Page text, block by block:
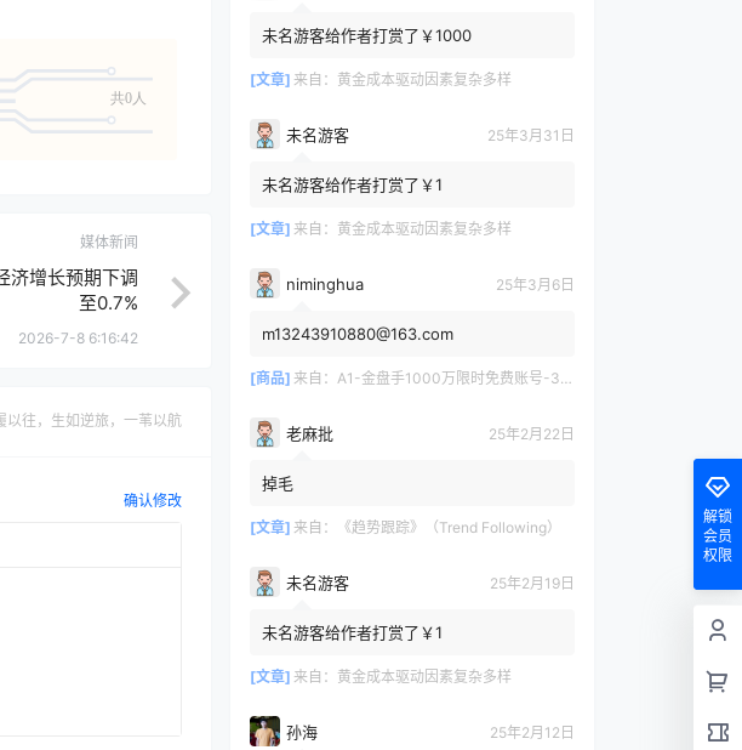
共0人
媒体新闻
济增长预期下调
至0.7%
2026-7-8 6:16:42
以往，生如逆旅，一苇以航
确认修改
未名游客给作者打赏了￥1000
[文章] 来自： 黄金成本驱动因素复杂多样
未名游客 25年3月31日
未名游客给作者打赏了￥1
[文章] 来自： 黄金成本驱动因素复杂多样
niminghua 25年3月6日
m13243910880@163.com
[商品] 来自： A1-金盘手1000万限时免费账号-30天/次/用户
老麻批 25年2月22日
掉毛
[文章] 来自： 《趋势跟踪》（Trend Following）
未名游客 25年2月19日
未名游客给作者打赏了￥1
[文章] 来自： 黄金成本驱动因素复杂多样
孙海 25年2月12日
解锁
会员
权限